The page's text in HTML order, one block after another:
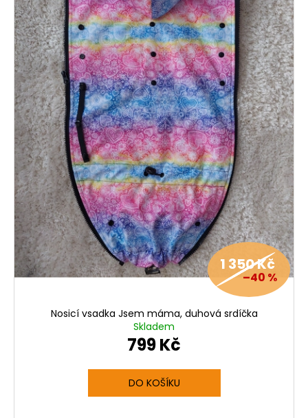
1 350 Kč
–40 %
Nosicí vsadka Jsem máma, duhová srdíčka
Skladem
799 Kč
DO KOŠÍKU